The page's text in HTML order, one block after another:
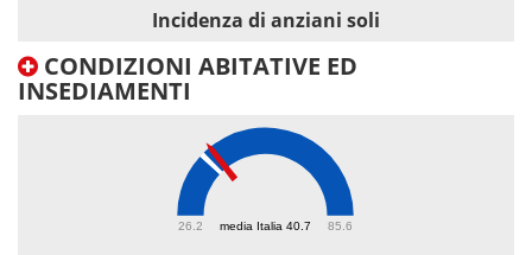
Incidenza di anziani soli
CONDIZIONI ABITATIVE ED
INSEDIAMENTI
media Italia 40.7
26.2 85.6